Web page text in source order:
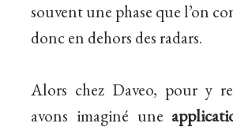
souvent une phase que l’on
donc en dehors des radars.
Alors chez Daveo, pour y
avons imaginé une